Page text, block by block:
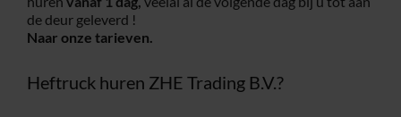
de deur geleverd !
Naar onze tarieven.
Heftruck huren ZHE Trading B.V.?